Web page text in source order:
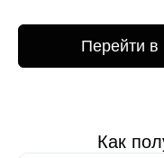
Перейти в
Как